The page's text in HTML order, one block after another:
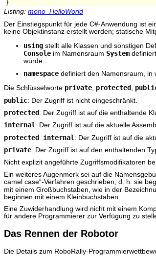
Listing: mono_HelloWorld
Der Einstiegspunkt für jede C#-Anwendung ist
keine Objektinstanz erstellt werden; statische
using stellt alle Klassen und sonstigen
Console im Namensraum System
wurde.
namespace definiert den Namensraum, in
Die Schlüsselworte private, protected ,
public: Der Zugriff ist nicht eingeschränkt.
protected : Der Zugriff ist auf die enthaltende
internal: Der Zugriff ist auf die aktuelle
protected internal : Der Zugriff ist auf die
private: Der Zugriff ist auf den enthaltenden
Nicht explizit angeführte Zugriffsmodifikatoren
Ein weiteres Augenmerk sei auf die
camel case“-Verfahren geschrieben, d. h. sie
mit einem Großbuchstaben, wie in der
beginnen mit einem Kleinbuchstaben.
Eine Zuwiderhandlung wird nicht mit einem
für andere Programmierer zur Verfügung zu
Das Rennen der Robotor
Die Details zum RoboRally-